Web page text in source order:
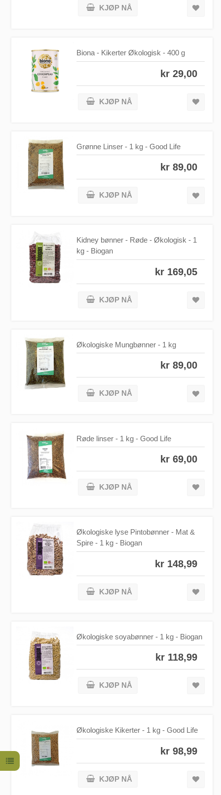
KJØP NÅ
Biona - Kikerter Økologisk - 400 g
kr 29,00
KJØP NÅ
Grønne Linser - 1 kg - Good Life
kr 89,00
KJØP NÅ
Kidney bønner - Røde - Økologisk - 1
kg - Biogan
kr 169,05
KJØP NÅ
Økologiske Mungbønner - 1 kg
kr 89,00
KJØP NÅ
Røde linser - 1 kg - Good Life
kr 69,00
KJØP NÅ
Økologiske lyse Pintobønner - Mat &
Spire - 1 kg - Biogan
kr 148,99
KJØP NÅ
Økologiske soyabønner - 1 kg - Biogan
kr 118,99
KJØP NÅ
Økologiske Kikerter - 1 kg - Good Life
kr 98,99
KJØP NÅ